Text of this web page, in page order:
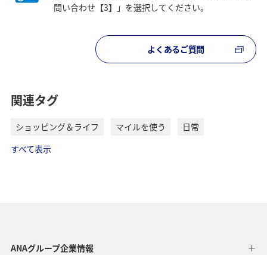
問い合わせ【3】」を選択してください。
よくあるご質問
関連タグ
ショッピング＆ライフ マイルを使う
日常
すべて表示
ANAグループ企業情報